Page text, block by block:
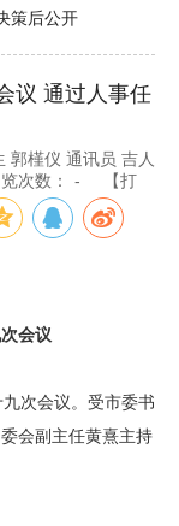
策后公开
议 通过人事任
郭槿仪 通讯员 吉人
次数： - 【打
会议
次会议。受市委书
会副主任黄熹主持